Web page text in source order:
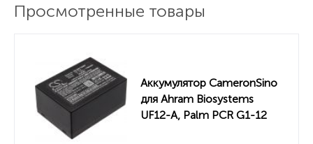
Просмотренные товары
Аккумулятор CameronSino
для Ahram Biosystems
UF12-A, Palm PCR G1-12